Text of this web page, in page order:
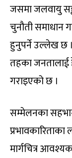
जसमा जलवायु
चुनौती समाधान
हुनुपर्ने उल्लेख छ
तहका जनतालाई
गराइएको छ ।
सम्मेलनका
मार्गचित्र